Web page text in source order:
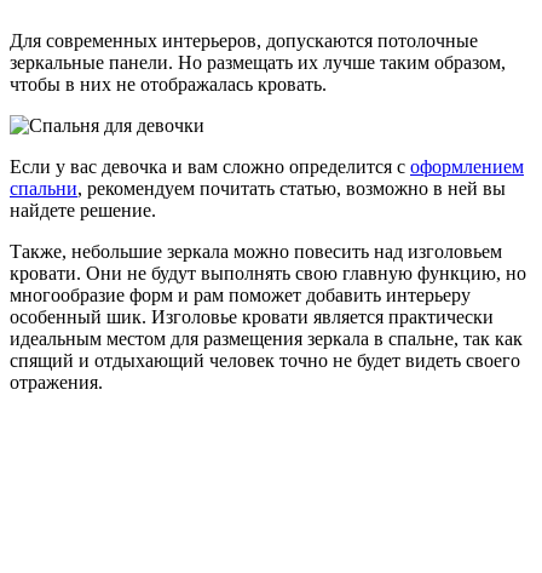
Для современных интерьеров, допускаются потолочные
зеркальные панели. Но размещать их лучше таким образом,
чтобы в них не отображалась кровать.
Если у вас девочка и вам сложно определится с оформлением
спальни, рекомендуем почитать статью, возможно в ней вы
найдете решение.
Также, небольшие зеркала можно повесить над изголовьем
кровати. Они не будут выполнять свою главную функцию, но
многообразие форм и рам поможет добавить интерьеру
особенный шик. Изголовье кровати является практически
идеальным местом для размещения зеркала в спальне, так как
спящий и отдыхающий человек точно не будет видеть своего
отражения.